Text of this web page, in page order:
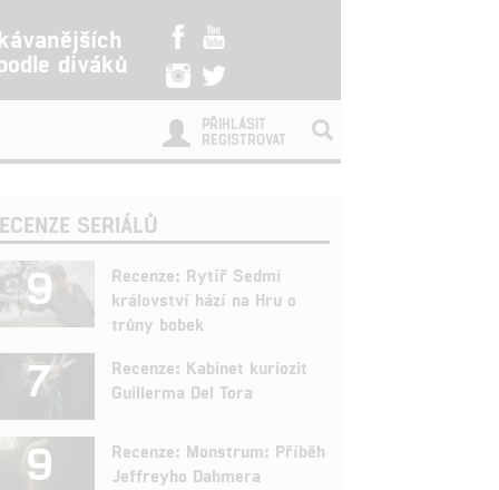
diváků
PŘIHLÁSIT
REGISTROVAT
SERIÁLŮ
9
Recenze: Rytíř Sedmi
království hází na Hru o
trůny bobek
7
Recenze: Kabinet kuriozit
Guillerma Del Tora
9
Recenze: Monstrum: Příběh
Jeffreyho Dahmera